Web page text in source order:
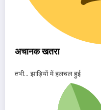
अचानक खतरा
तभी… झाड़ियों में हलचल हुई